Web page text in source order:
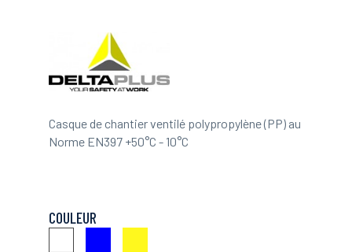
Casque de chantier ventilé polypropylène (PP) au
Norme EN397 +50°C - 10°C
COULEUR